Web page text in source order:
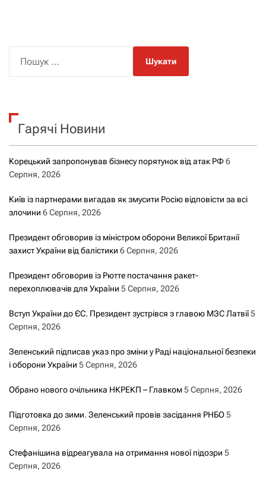
к
Гарячі Новини
Корецький запропонував бізнесу порятунок від атак РФ6
Серпня, 2026
Київ із партнерами вигадав як змусити Росію відповісти за всі
злочини 6 Серпня, 2026
Президент обговорив із міністром оборони Великої Британії
захист України від балістики 6 Серпня, 2026
Президент обговорив із Рютте постачання ракет-
перехоплювачів для України 5 Серпня, 2026
Вступ України до ЄС. Президент зустрівся з главою МЗС Латвії5
Серпня, 2026
Зеленський підписав указ про зміни у Раді національної безпеки
і оборони України 5 Серпня, 2026
Обрано нового очільника НКРЕКП – Главком5 Серпня, 2026
Підготовка до зими. Зеленський провів засідання РНБО5
Серпня, 2026
Стефанішина відреагувала на отримання нової підозри 5
Серпня, 2026